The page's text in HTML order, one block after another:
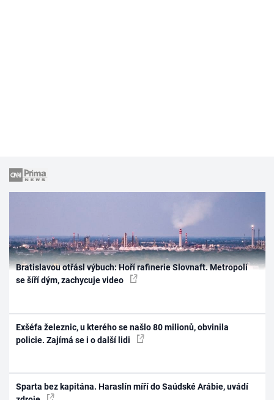
Bratislavou otřásl výbuch: Hoří rafinerie Slovnaft. Metropolí
se šíří dým, zachycuje video
Exšéfa železnic, u kterého se našlo 80 milionů, obvinila
policie. Zajímá se i o další lidi
Sparta bez kapitána. Haraslín míří do Saúdské Arábie, uvádí